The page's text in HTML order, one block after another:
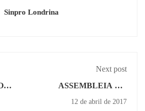
Sinpro Londrina
Next post
ASSEMBLEIA NA
SOBRE GREVE NO
12 de abril de 2017